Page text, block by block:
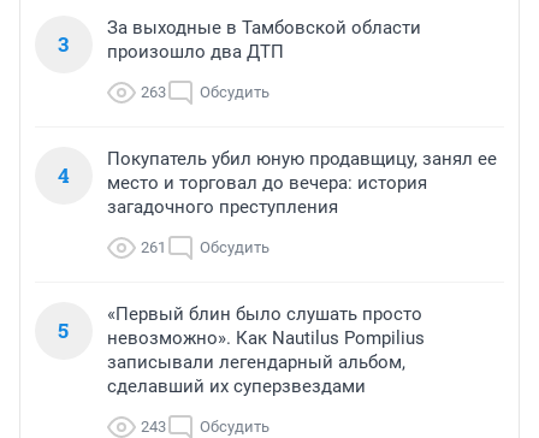
3
За выходные в Тамбовской области
произошло два ДТП
263 Обсудить
4
Покупатель убил юную продавщицу, занял ее
место и торговал до вечера: история
загадочного преступления
261 Обсудить
5
«Первый блин было слушать просто
невозможно». Как Nautilus Pompilius
записывали легендарный альбом,
сделавший их суперзвездами
243 Обсудить